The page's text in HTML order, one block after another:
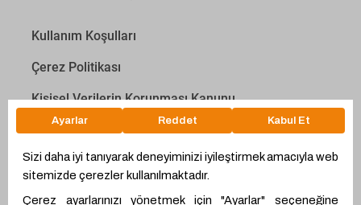
WhatsApp
Kullanım Koşulları
Çerez Politikası
Kişisel Verilerin Korunması Kanunu
İletişim Aydınlatma Metni
Proyakıt
Ödeme Hesaplama Aracı